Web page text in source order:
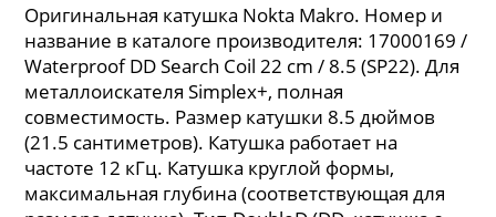
Оригинальная катушка Nokta Makro. Номер и
название в каталоге производителя: 17000169 /
Waterproof DD Search Coil 22 cm / 8.5 (SP22). Для
металлоискателя Simplex+, полная
совместимость. Размер катушки 8.5 дюймов
(21.5 сантиметров). Катушка работает на
частоте 12 кГц. Катушка круглой формы,
максимальная глубина (соответствующая для